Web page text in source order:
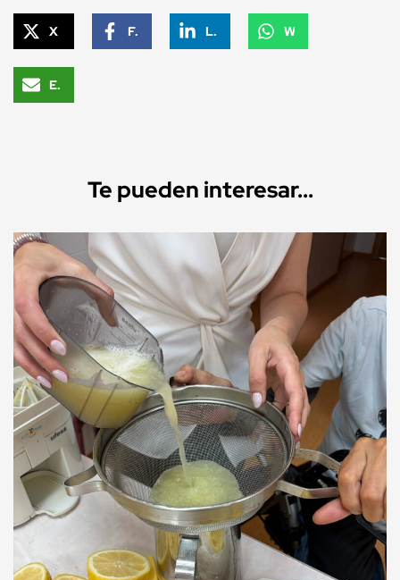
X Facebook LinkedIn
Email
Te pueden interesar...